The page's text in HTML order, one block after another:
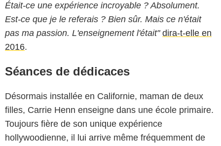
Était-ce une expérience incroyable ? Absolument.
Est-ce que je le referais ? Bien sûr. Mais ce n'était
pas ma passion. L'enseignement l'était" dira-t-elle en
2016.
Séances de dédicaces
Désormais installée en Californie, maman de deux
filles, Carrie Henn enseigne dans une école primaire.
Toujours fière de son unique expérience
hollywoodienne, il lui arrive même fréquemment de